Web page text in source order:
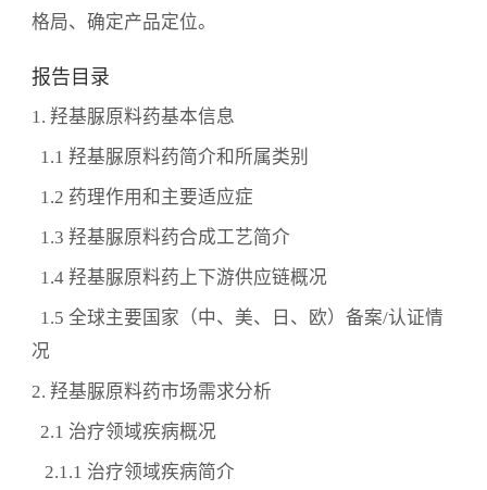
格局、确定产品定位。
报告目录
1. 羟基脲原料药基本信息
1.1 羟基脲原料药简介和所属类别
1.2 药理作用和主要适应症
1.3 羟基脲原料药合成工艺简介
1.4 羟基脲原料药上下游供应链概况
1.5 全球主要国家（中、美、日、欧）备案/认证情
况
2. 羟基脲原料药市场需求分析
2.1 治疗领域疾病概况
2.1.1 治疗领域疾病简介